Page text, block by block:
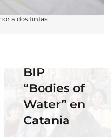
a dos tintas.
participan
BIP
“Bodies of
Water” en
Catania
06 Abril 2026
Cauce: El
diseño que
18 Noviembre
2025
Nuestra
alumna
gana el